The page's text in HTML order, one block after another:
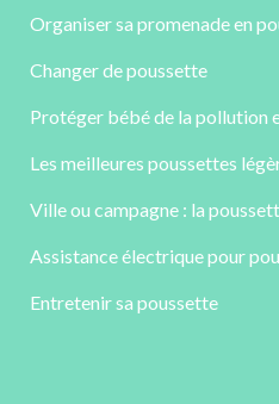
Organiser sa promenade en
Changer de poussette
Protéger bébé de la pollution
Les meilleures poussettes
Ville ou campagne : la
Assistance électrique pour
Entretenir sa poussette